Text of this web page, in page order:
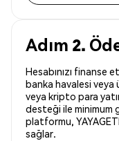
Adım 2.
Hesabınızı finanse
banka havalesi veya
veya kripto para
desteği ile minimum
platformu,
sağlar.